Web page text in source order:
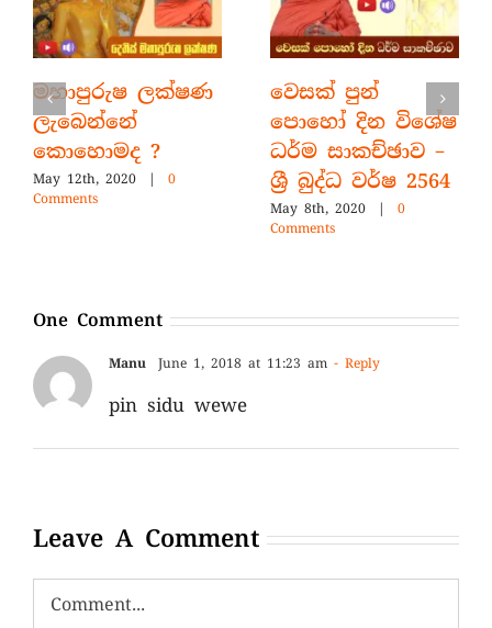
මහාපුරුෂ ලක්ෂණ
ලැබෙන්නේ
කොහොමද ?
May 12th, 2020 |
0
Comments
වෙසක් පුන්
පොහෝ දින විශේෂ
ධර්ම සාකච්ඡාව –
ශ්‍රී බුද්ධ වර්ෂ 2564
May 8th, 2020 |
0
Comments
One Comment
Manu June 1, 2018 at 11:23 am - Reply
pin sidu wewe
Leave A Comment
Comment